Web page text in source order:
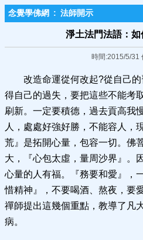
念覺學佛網 : 法師開示
淨土法門法語：如
時間:2015/5/31
改造命運從何改起?從自己
得自己的過失，要把這些不能考
刷新。一定要積德，過去貢高我
人，處處好強好勝，不能容人，
荒』是拓開心量，包容一切。佛
大，『心包太虛，量周沙界』。
心量的人有福。『務要和愛』，
惜精神』，不要喝酒、熬夜，要
禪師提出這幾個重點，教導了凡
病。